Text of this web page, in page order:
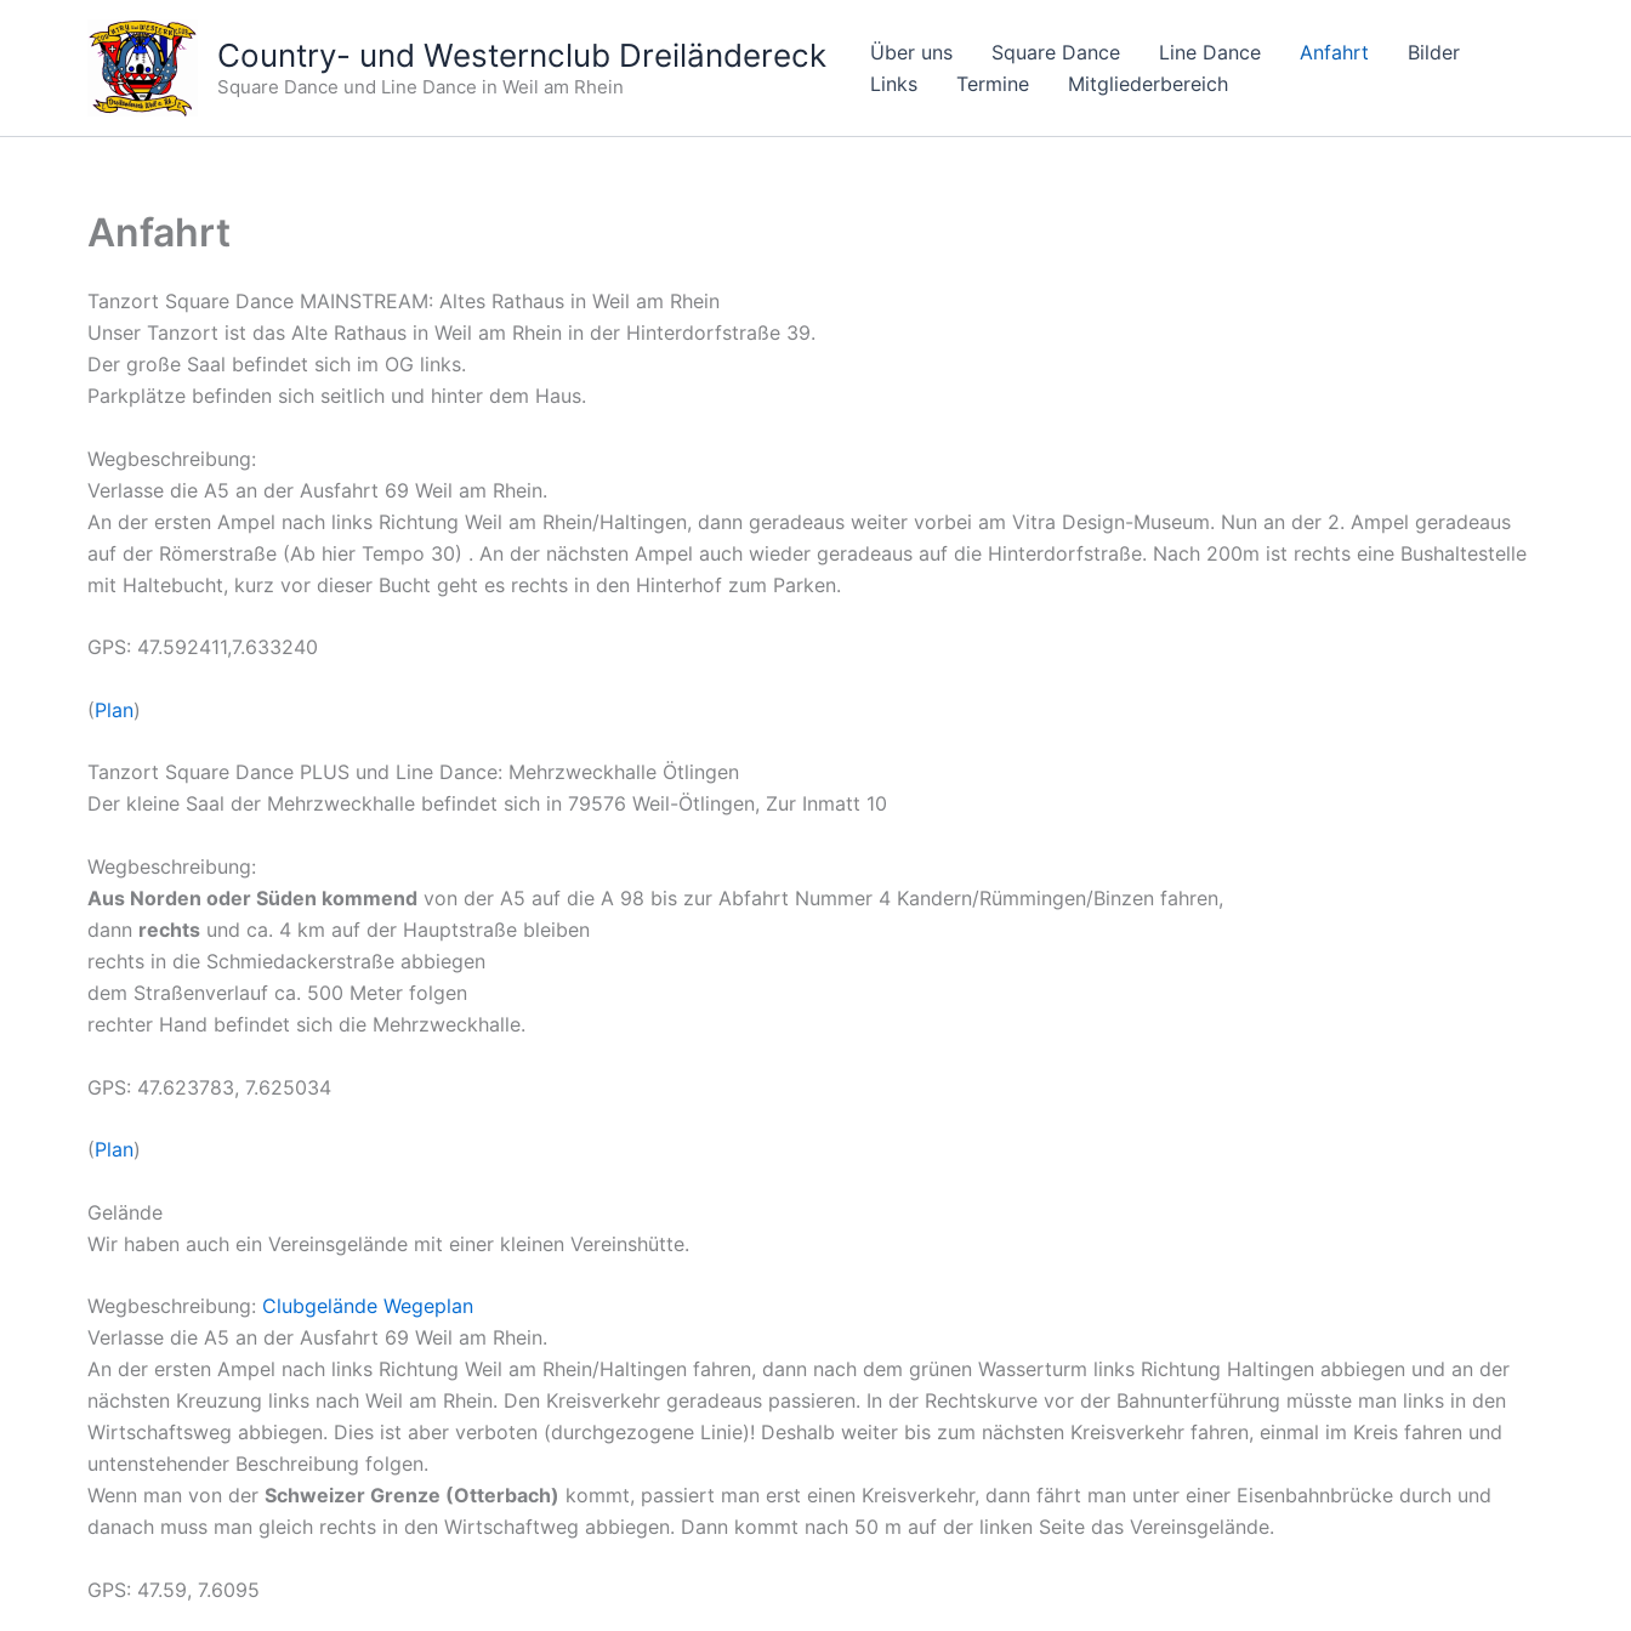
Country- und Westernclub Dreiländereck
Square Dance und Line Dance in Weil am Rhein
Über uns Square Dance Line Dance Anfahrt
Bilder
Links
Termine Mitgliederbereich
Anfahrt
Tanzort Square Dance MAINSTREAM: Altes Rathaus in Weil am Rhein
Unser Tanzort ist das Alte Rathaus in Weil am Rhein in der Hinterdorfstraße 39.
Der große Saal befindet sich im OG links.
Parkplätze befinden sich seitlich und hinter dem Haus.
Wegbeschreibung:
Verlasse die A5 an der Ausfahrt 69 Weil am Rhein.
An der ersten Ampel nach links Richtung Weil am Rhein/Haltingen, dann geradeaus weiter vorbei am Vitra Design-Museum. Nun an der 2. Ampel geradeaus
auf der Römerstraße (Ab hier Tempo 30) . An der nächsten Ampel auch wieder geradeaus auf die Hinterdorfstraße. Nach 200m ist rechts eine Bushaltestelle
mit Haltebucht, kurz vor dieser Bucht geht es rechts in den Hinterhof zum Parken.
GPS: 47.592411,7.633240
(Plan)
Tanzort Square Dance PLUS und Line Dance: Mehrzweckhalle Ötlingen
Der kleine Saal der Mehrzweckhalle befindet sich in 79576 Weil-Ötlingen, Zur Inmatt 10
Wegbeschreibung:
Aus Norden oder Süden kommend von der A5 auf die A 98 bis zur Abfahrt Nummer 4 Kandern/Rümmingen/Binzen fahren,
dann rechts und ca. 4 km auf der Hauptstraße bleiben
rechts in die Schmiedackerstraße abbiegen
dem Straßenverlauf ca. 500 Meter folgen
rechter Hand befindet sich die Mehrzweckhalle.
GPS: 47.623783, 7.625034
(Plan)
Gelände
Wir haben auch ein Vereinsgelände mit einer kleinen Vereinshütte.
Wegbeschreibung: Clubgelände Wegeplan
Verlasse die A5 an der Ausfahrt 69 Weil am Rhein.
An der ersten Ampel nach links Richtung Weil am Rhein/Haltingen fahren, dann nach dem grünen Wasserturm links Richtung Haltingen abbiegen und an der
nächsten Kreuzung links nach Weil am Rhein. Den Kreisverkehr geradeaus passieren. In der Rechtskurve vor der Bahnunterführung müsste man links in den
Wirtschaftsweg abbiegen. Dies ist aber verboten (durchgezogene Linie)! Deshalb weiter bis zum nächsten Kreisverkehr fahren, einmal im Kreis fahren und
untenstehender Beschreibung folgen.
Wenn man von der Schweizer Grenze (Otterbach) kommt, passiert man erst einen Kreisverkehr, dann fährt man unter einer Eisenbahnbrücke durch und
danach muss man gleich rechts in den Wirtschaftweg abbiegen. Dann kommt nach 50 m auf der linken Seite das Vereinsgelände.
GPS: 47.59, 7.6095